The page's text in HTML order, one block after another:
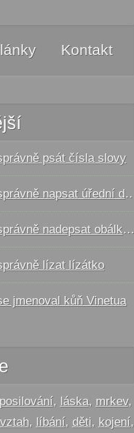
Kontakt
psát čísla slovy
napsat úřední dopis - vzor
nadepsat obálku a balík
lízat lízátko
jmenoval kůň Vinetua
posilování, láska, mrkev,
vztah, líbání, děti, kojení,